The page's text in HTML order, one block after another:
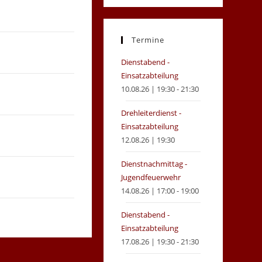
in
new
in
new
Termine
Dienstabend -
Einsatzabteilung
10.08.26 | 19:30 - 21:30
Drehleiterdienst -
Einsatzabteilung
12.08.26 | 19:30
Dienstnachmittag -
Jugendfeuerwehr
14.08.26 | 17:00 - 19:00
Dienstabend -
Einsatzabteilung
17.08.26 | 19:30 - 21:30